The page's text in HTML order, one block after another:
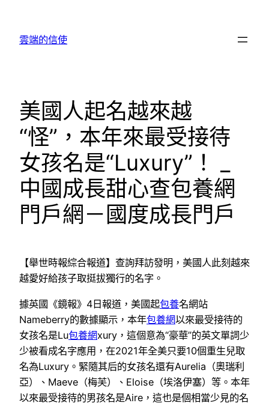
雲端的信使
美國人起名越來越
“怪”，本年來最受接待
女孩名是“Luxury”！ _
中國成長甜心查包養網
門戶網－國度成長門戶
【舉世時報綜合報道】查詢拜訪發明，美國人此刻越來
越愛好給孩子取挺拔獨行的名字。
據英國《鏡報》4日報道，美國起包養名網站
Nameberry的數據顯示，本年包養網以來最受接待的
女孩名是Lu包養網xury，這個意為“豪華”的英文單詞少
少被看成名字應用，在2021年全美只要10個重生兒取
名為Luxury。緊隨其后的女孩名還有Aurelia（奧瑞利
亞）、Maeve（梅芙）、Eloise（埃洛伊塞）等。本年
以來最受接待的男孩名是Aire，這也是個相當少見的名